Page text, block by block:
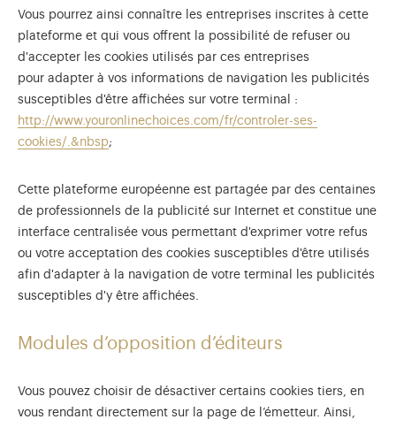
Vous pourrez ainsi connaître les entreprises inscrites à cette
plateforme et qui vous offrent la possibilité de refuser ou
d'accepter les cookies utilisés par ces entreprises
pour adapter à vos informations de navigation les publicités
susceptibles d'être affichées sur votre terminal :
http://www.youronlinechoices.com/fr/controler-ses-
cookies/.&nbsp;
Cette plateforme européenne est partagée par des centaines
de professionnels de la publicité sur Internet et constitue une
interface centralisée vous permettant d'exprimer votre refus
ou votre acceptation des cookies susceptibles d'être utilisés
afin d'adapter à la navigation de votre terminal les publicités
susceptibles d'y être affichées.
Modules d’opposition d’éditeurs
Vous pouvez choisir de désactiver certains cookies tiers, en
vous rendant directement sur la page de l’émetteur. Ainsi,